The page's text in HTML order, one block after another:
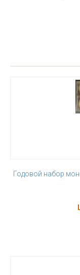
Годовой набор